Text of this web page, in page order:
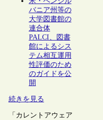
バニア州等の
大学図書館の
連合体
PALCI、図書
館によるシス
テム相互運用
性評価のため
のガイドを公
開
続きを見る
「カレントアウェア